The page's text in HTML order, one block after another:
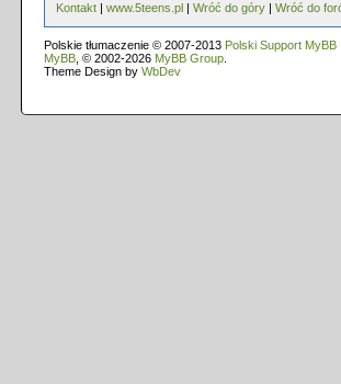
Kontakt | www.5teens.pl | Wróć do góry | Wróć do
Polskie tłumaczenie © 2007-2013 Polski Support MyBB
MyBB , © 2002-2026 MyBB Group
Theme Design by WbDev